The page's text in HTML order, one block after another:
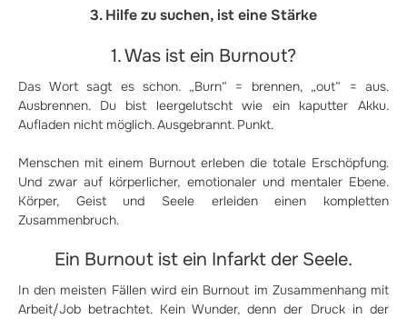
3. Hilfe zu suchen, ist eine Stärke
1. Was ist ein Burnout?
Das Wort sagt es schon. „Burn“ = brennen, „out“ = aus.
Ausbrennen. Du bist leergelutscht wie ein kaputter Akku.
Aufladen nicht möglich. Ausgebrannt. Punkt.
Menschen mit einem Burnout erleben die totale Erschöpfung.
Und zwar auf körperlicher, emotionaler und mentaler Ebene.
Körper, Geist und Seele erleiden einen kompletten
Zusammenbruch.
Ein Burnout ist ein Infarkt der Seele.
In den meisten Fällen wird ein Burnout im Zusammenhang mit
Arbeit/Job betrachtet. Kein Wunder, denn der Druck in der